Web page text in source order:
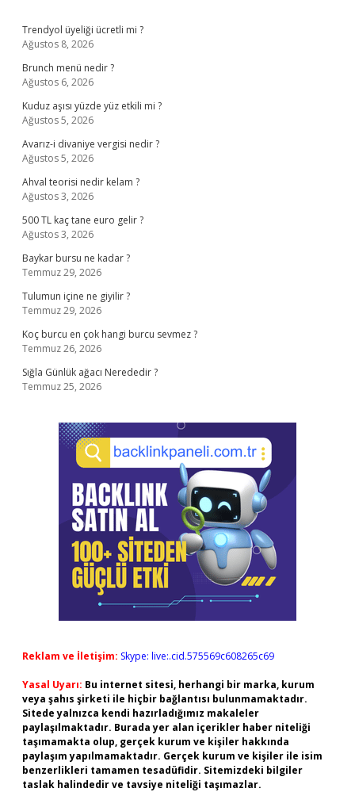
Trendyol üyeliği ücretli mi ?
Ağustos 8, 2026
Brunch menü nedir ?
Ağustos 6, 2026
Kuduz aşısı yüzde yüz etkili mi ?
Ağustos 5, 2026
Avarız-i divaniye vergisi nedir ?
Ağustos 5, 2026
Ahval teorisi nedir kelam ?
Ağustos 3, 2026
500 TL kaç tane euro gelir ?
Ağustos 3, 2026
Baykar bursu ne kadar ?
Temmuz 29, 2026
Tulumun içine ne giyilir ?
Temmuz 29, 2026
Koç burcu en çok hangi burcu sevmez ?
Temmuz 26, 2026
Sığla Günlük ağacı Nerededir ?
Temmuz 25, 2026
Reklam ve İletişim: Skype: live:.cid.575569c608265c69
Yasal Uyarı: Bu internet sitesi, herhangi bir marka, kurum
veya şahıs şirketi ile hiçbir bağlantısı bulunmamaktadır.
Sitede yalnızca kendi hazırladığımız makaleler
paylaşılmaktadır. Burada yer alan içerikler haber niteliği
taşımamakta olup, gerçek kurum ve kişiler hakkında
paylaşım yapılmamaktadır. Gerçek kurum ve kişiler ile isim
benzerlikleri tamamen tesadüfidir. Sitemizdeki bilgiler
taslak halindedir ve tavsiye niteliği taşımazlar.